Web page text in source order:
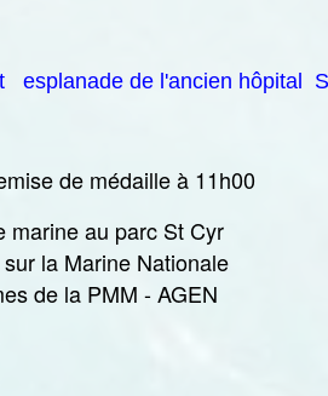
esplanade de l'ancien hôpital
de médaille à 11h00
au parc St Cyr
la Marine Nationale
de la PMM - AGEN